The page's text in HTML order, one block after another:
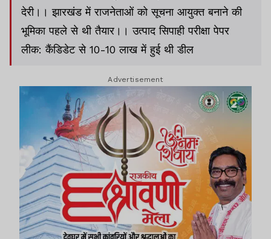
देरी।। झारखंड में राजनेताओं को सूचना आयुक्त बनाने की
भूमिका पहले से थी तैयार।। उत्पाद सिपाही परीक्षा पेपर
लीक: कैंडिडेट से 10-10 लाख में हुई थी डील
Advertisement